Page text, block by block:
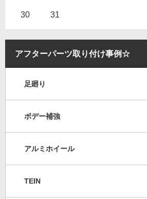
30 31
アフターパーツ取り付け事例☆
足廻り
ボデー補強
アルミホイール
TEIN